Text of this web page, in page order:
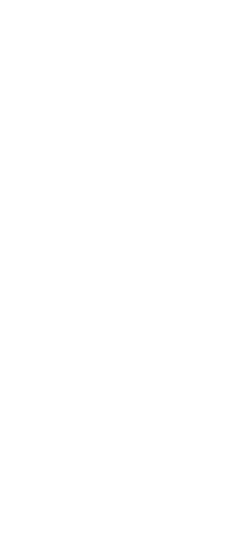
ai preferiti
ai preferiti
ai preferiti